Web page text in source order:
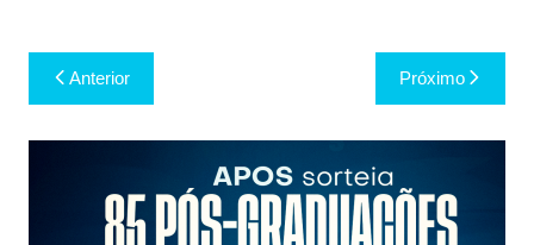
Navegação
de
Post
Anterior Próximo